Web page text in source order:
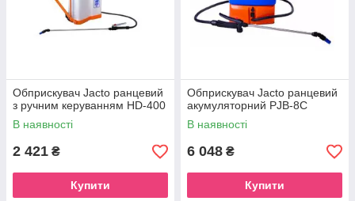
Обприскувач Jacto ранцевий
з ручним керуванням HD-400
В наявності
2 421 ₴
Купити
Обприскувач Jacto ранцевий
акумуляторний PJB-8С
В наявності
6 048 ₴
Купити